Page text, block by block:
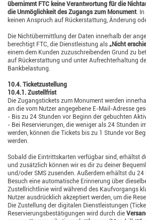
übernimmt FTC keine Verantwortung für die
die Unmöglichkeit des Zugangs zum Monument. In
keinen Anspruch auf Rückerstattung, Änderung
Die Nichtübermittlung der Daten innerhalb der
berechtigt FTC, die Dienstleistung als „Nicht
einem dem Kunden zuzuschreibenden Grund zu
auf Rückerstattung und unter Aufrechterhaltung
Bankbelastung.
10.4. Ticketzustellung
10.4.1. Zustellfrist
Die Zugangstickets zum Monument werden
an die vom Nutzer angegebene E-Mail-Adresse
- Bis zu 24 Stunden vor Beginn der gebuchten
- Bei Reservierungen, die weniger als 24 Stunden
werden, können die Tickets bis zu 1 Stunde vor
werden.
Sobald die Eintrittskarten verfügbar sind, erhältst
und zusätzlich können wir es dir zu deiner
und/oder SMS zusenden. Außerdem erhältst du 24
Besuch eine automatische Erinnerung über
Zustellrichtlinie wird während des Kaufvorgangs
Nutzer ausdrücklich akzeptiert werden, um die
Die Zustellung der digitalen Dienstleistungen
Reservierungsbestätigungen wird durch die